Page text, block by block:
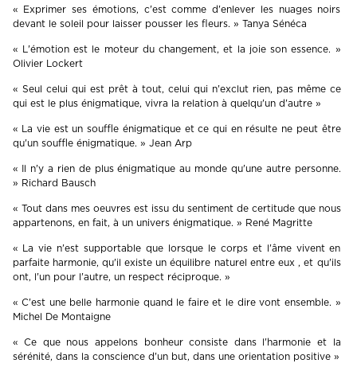
« Exprimer ses émotions, c'est comme d'enlever les nuages noirs
devant le soleil pour laisser pousser les fleurs. » Tanya Sénéca
« L'émotion est le moteur du changement, et la joie son essence. »
Olivier Lockert
« Seul celui qui est prêt à tout, celui qui n'exclut rien, pas même ce
qui est le plus énigmatique, vivra la relation à quelqu'un d'autre »
« La vie est un souffle énigmatique et ce qui en résulte ne peut être
qu'un souffle énigmatique. » Jean Arp
« Il n'y a rien de plus énigmatique au monde qu'une autre personne.
» Richard Bausch
« Tout dans mes oeuvres est issu du sentiment de certitude que nous
appartenons, en fait, à un univers énigmatique. » René Magritte
« La vie n'est supportable que lorsque le corps et l'âme vivent en
parfaite harmonie, qu'il existe un équilibre naturel entre eux , et qu'ils
ont, l'un pour l'autre, un respect réciproque. »
« C'est une belle harmonie quand le faire et le dire vont ensemble. »
Michel De Montaigne
« Ce que nous appelons bonheur consiste dans l'harmonie et la
sérénité, dans la conscience d'un but, dans une orientation positive »